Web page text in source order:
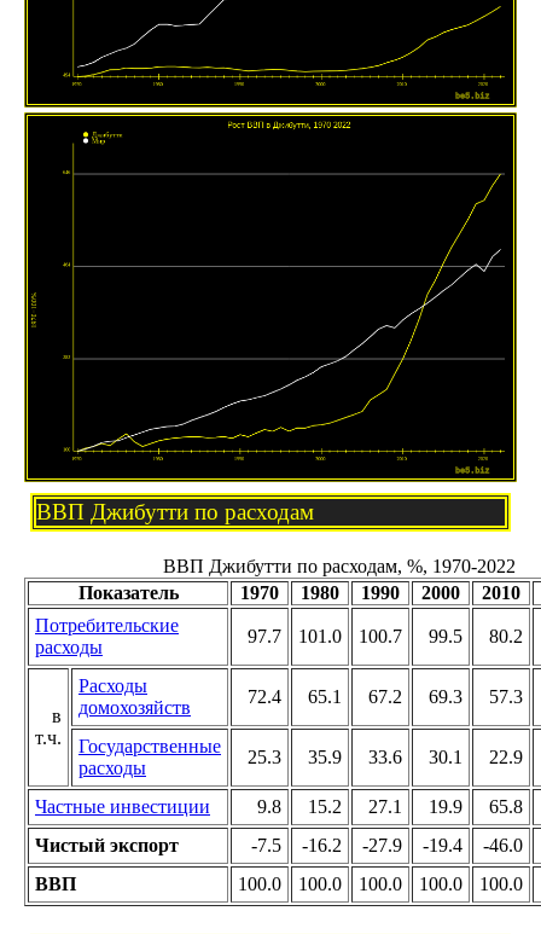
ВВП Джибутти по расходам
ВВП Джибутти по расходам, %, 1970-2022
Показатель
1970 1980 1990 2000
2010
Потребительские
расходы
97.7 101.0 100.7 99.5 80.2
в
т.ч.
Расходы
домохозяйств
72.4 65.1 67.2 69.3 57.3
Государственные
расходы
25.3 35.9 33.6 30.1 22.9
Частные инвестиции 9.8 15.2 27.1 19.9
65.8
Чистый экспорт
-7.5 -16.2 -27.9 -19.4
-46.0
ВВП
100.0 100.0 100.0 100.0 100.0